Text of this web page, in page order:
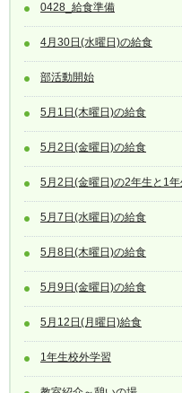
0428_給食準備
4月30日(水曜日)の給食
部活動開始
5月1日(木曜日)の給食
5月2日(金曜日)の給食
5月2日(金曜日)の2年生と1
5月7日(水曜日)の給食
5月8日(木曜日)の給食
5月9日(金曜日)の給食
5月12日(月曜日)給食
1年生校外学習